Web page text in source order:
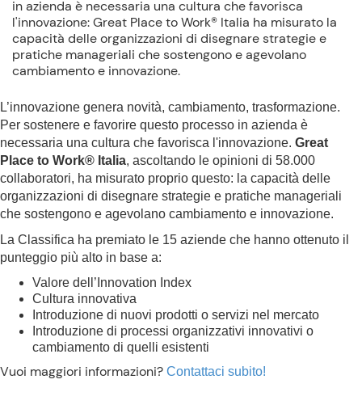
in azienda è necessaria una cultura che favorisca
l'innovazione: Great Place to Work® Italia ha misurato la
capacità delle organizzazioni di disegnare strategie e
pratiche manageriali che sostengono e agevolano
cambiamento e innovazione.
L’innovazione genera novità, cambiamento, trasformazione.
Per sostenere e favorire questo processo in azienda è
necessaria una cultura che favorisca l'innovazione. Great
Place to Work® Italia, ascoltando le opinioni di 58.000
collaboratori, ha misurato proprio questo: la capacità delle
organizzazioni di disegnare strategie e pratiche manageriali
che sostengono e agevolano cambiamento e innovazione.
La Classifica ha premiato le 15 aziende che hanno ottenuto il
punteggio più alto in base a:
Valore dell’Innovation Index
Cultura innovativa
Introduzione di nuovi prodotti o servizi nel mercato
Introduzione di processi organizzativi innovativi o
cambiamento di quelli esistenti
Vuoi maggiori informazioni? Contattaci subito!